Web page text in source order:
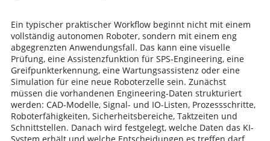
Ein typischer praktischer Workflow beginnt nicht mit einem
vollständig autonomen Roboter, sondern mit einem eng
abgegrenzten Anwendungsfall. Das kann eine visuelle
Prüfung, eine Assistenzfunktion für SPS-Engineering, eine
Greifpunkterkennung, eine Wartungsassistenz oder eine
Simulation für eine neue Roboterzelle sein. Zunächst
müssen die vorhandenen Engineering-Daten strukturiert
werden: CAD-Modelle, Signal- und IO-Listen, Prozessschritte,
Roboterfähigkeiten, Sicherheitsbereiche, Taktzeiten und
Schnittstellen. Danach wird festgelegt, welche Daten das KI-